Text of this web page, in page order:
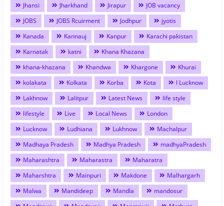
Jhansi
Jharkhand Jirapur
JOB vacancy
JOBS
JOBS Rcuirment Jodhpur
jyotis
Kanada
Kannauj Kanpur
Karachi pakistan
Karnatak
katni
Khana Khazana
khana-khazana
Khandwa Khargone
Khurai
kolakata
Kolkata Korba Kota
l Lucknow
Lakhnow
Lalitpur Latest News
life style
lifestyle
Live Local News
London
Lucknow
Ludhiana Lukhnow
Machalpur
Madhaya Pradesh
Madhya Pradesh
madhyaPradesh
Maharashtra
Maharastra
Maharatra
Maharshtra
Mainpuri Makdone
Malhargarh
Malwa
Mandideep Mandla
mandosur